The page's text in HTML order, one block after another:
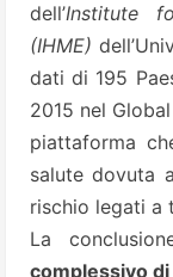
dell’Institute
(IHME)
dati di 195
2015 nel
piattaforma
salute dovuta
rischio legati a
La
complessivo